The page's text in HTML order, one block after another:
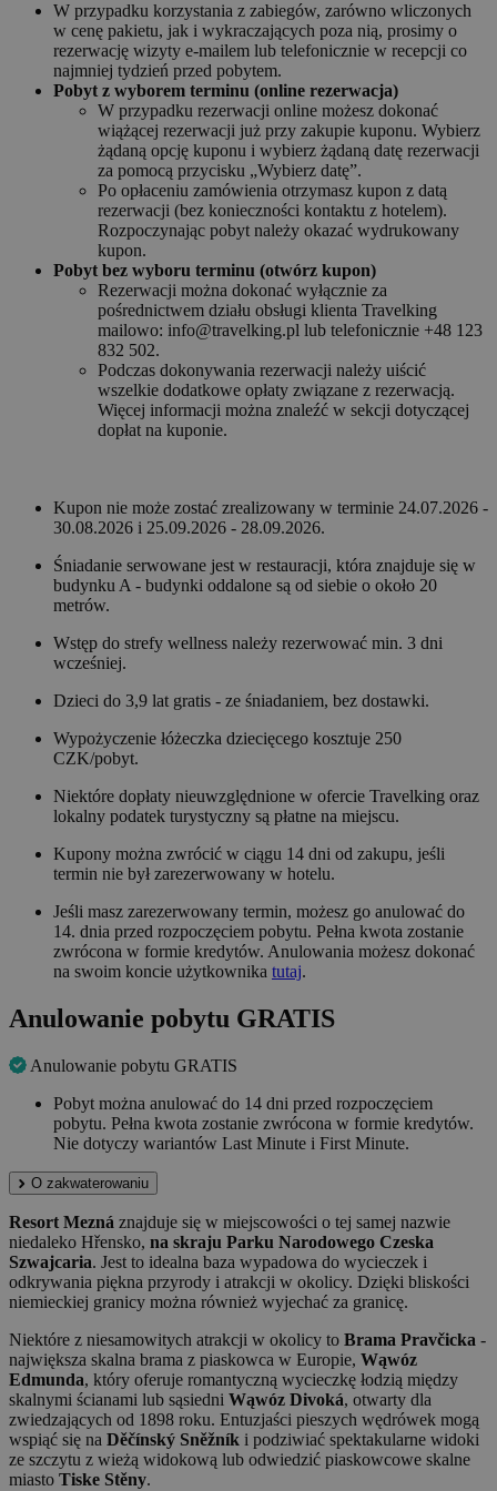
W przypadku korzystania z zabiegów, zarówno wliczonych
w cenę pakietu, jak i wykraczających poza nią, prosimy o
rezerwację wizyty e-mailem lub telefonicznie w recepcji co
najmniej tydzień przed pobytem.
Pobyt z wyborem terminu (online rezerwacja)
W przypadku rezerwacji online możesz dokonać
wiążącej rezerwacji już przy zakupie kuponu. Wybierz
żądaną opcję kuponu i wybierz żądaną datę rezerwacji
za pomocą przycisku „Wybierz datę”.
Po opłaceniu zamówienia otrzymasz kupon z datą
rezerwacji (bez konieczności kontaktu z hotelem).
Rozpoczynając pobyt należy okazać wydrukowany
kupon.
Pobyt bez wyboru terminu (otwórz kupon)
Rezerwacji można dokonać wyłącznie za
pośrednictwem działu obsługi klienta Travelking
mailowo: info@travelking.pl lub telefonicznie +48 123
832 502.
Podczas dokonywania rezerwacji należy uiścić
wszelkie dodatkowe opłaty związane z rezerwacją.
Więcej informacji można znaleźć w sekcji dotyczącej
dopłat na kuponie.
Kupon nie może zostać zrealizowany w terminie 24.07.2026 -
30.08.2026 i 25.09.2026 - 28.09.2026.
Śniadanie serwowane jest w restauracji, która znajduje się w
budynku A - budynki oddalone są od siebie o około 20
metrów.
Wstęp do strefy wellness należy rezerwować min. 3 dni
wcześniej.
Dzieci do 3,9 lat gratis - ze śniadaniem, bez dostawki.
Wypożyczenie łóżeczka dziecięcego kosztuje 250
CZK/pobyt.
Niektóre dopłaty nieuwzględnione w ofercie Travelking oraz
lokalny podatek turystyczny są płatne na miejscu.
Kupony można zwrócić w ciągu 14 dni od zakupu, jeśli
termin nie był zarezerwowany w hotelu.
Jeśli masz zarezerwowany termin, możesz go anulować do
14. dnia przed rozpoczęciem pobytu. Pełna kwota zostanie
zwrócona w formie kredytów. Anulowania możesz dokonać
na swoim koncie użytkownika tutaj.
Anulowanie pobytu GRATIS
Anulowanie pobytu GRATIS
Pobyt można anulować do 14 dni przed rozpoczęciem
pobytu. Pełna kwota zostanie zwrócona w formie kredytów.
Nie dotyczy wariantów Last Minute i First Minute.
O zakwaterowaniu
Resort Mezná znajduje się w miejscowości o tej samej nazwie
niedaleko Hřensko, na skraju Parku Narodowego Czeska
Szwajcaria. Jest to idealna baza wypadowa do wycieczek i
odkrywania piękna przyrody i atrakcji w okolicy. Dzięki bliskości
niemieckiej granicy można również wyjechać za granicę.
Niektóre z niesamowitych atrakcji w okolicy to Brama Pravčicka -
największa skalna brama z piaskowca w Europie, Wąwóz
Edmunda, który oferuje romantyczną wycieczkę łodzią między
skalnymi ścianami lub sąsiedni Wąwóz Divoká, otwarty dla
zwiedzających od 1898 roku. Entuzjaści pieszych wędrówek mogą
wspiąć się na Děčínský Sněžník i podziwiać spektakularne widoki
ze szczytu z wieżą widokową lub odwiedzić piaskowcowe skalne
miasto Tiske Stěny.